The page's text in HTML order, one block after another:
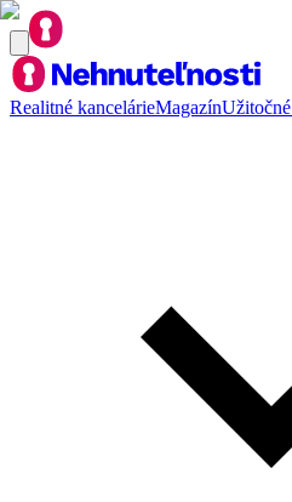
Realitné kancelárieMagazín